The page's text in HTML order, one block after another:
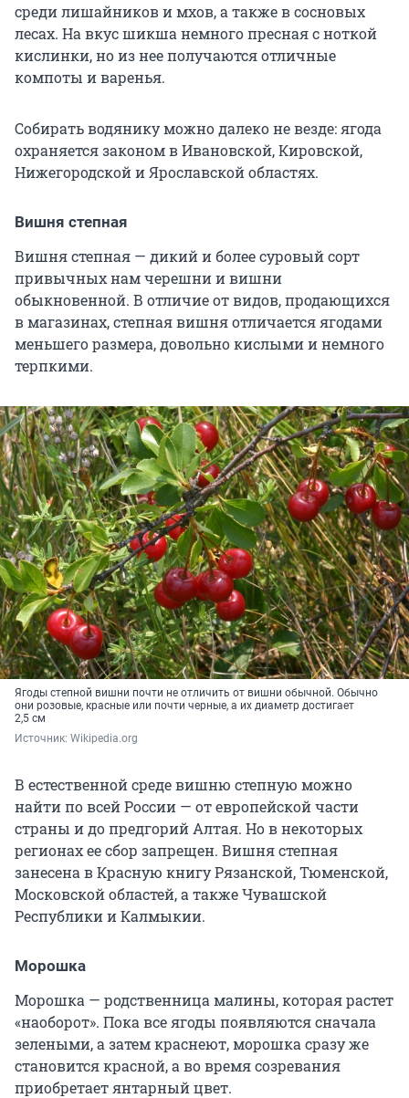
среди лишайников и мхов, а также в сосновых
лесах. На вкус шикша немного пресная с ноткой
кислинки, но из нее получаются отличные
компоты и варенья.
Собирать водянику можно далеко не везде: ягода
охраняется законом в Ивановской, Кировской,
Нижегородской и Ярославской областях.
Вишня степная
Вишня степная — дикий и более суровый сорт
привычных нам черешни и вишни
обыкновенной. В отличие от видов, продающихся
в магазинах, степная вишня отличается ягодами
меньшего размера, довольно кислыми и немного
терпкими.
Ягоды степной вишни почти не отличить от вишни обычной. Обычно
они розовые, красные или почти черные, а их диаметр достигает
2,5 см
Источник: Wikipedia.org
В естественной среде вишню степную можно
найти по всей России — от европейской части
страны и до предгорий Алтая. Но в некоторых
регионах ее сбор запрещен. Вишня степная
занесена в Красную книгу Рязанской, Тюменской,
Московской областей, а также Чувашской
Республики и Калмыкии.
Морошка
Морошка — родственница малины, которая растет
«наоборот». Пока все ягоды появляются сначала
зелеными, а затем краснеют, морошка сразу же
становится красной, а во время созревания
приобретает янтарный цвет.